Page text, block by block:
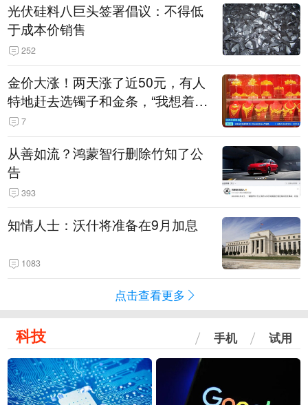
光伏硅料八巨头签署倡议：不得低
于成本价销售
252
金价大涨！两天涨了近50元，有人
特地赶去选镯子和金条，“我想着买
起来可以保值，小批量进一些货”
7
从善如流？鸿蒙智行删除竹知了公
告
393
知情人士：沃什将准备在9月加息
1083
点击查看更多
科技 手机 试用